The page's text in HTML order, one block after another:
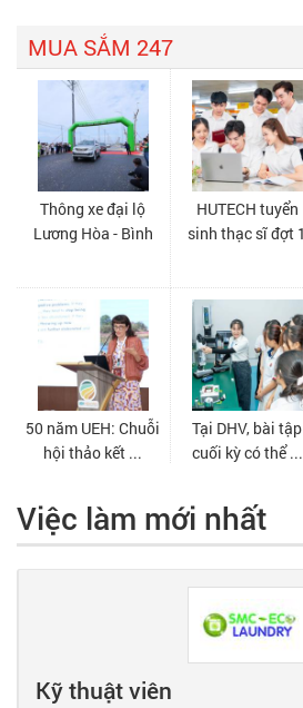
Việc làm mới nhất
Kỹ thuật viên